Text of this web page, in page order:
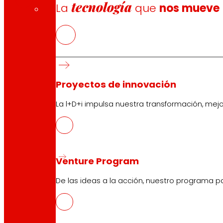
Latecnología que nos mueve
Proyectos de innovación
La l+D+i impulsa nuestra transformación,
Venture Program
De las ideas a la acción, nuestro programa
944 943 444
EROSKI Corporativo